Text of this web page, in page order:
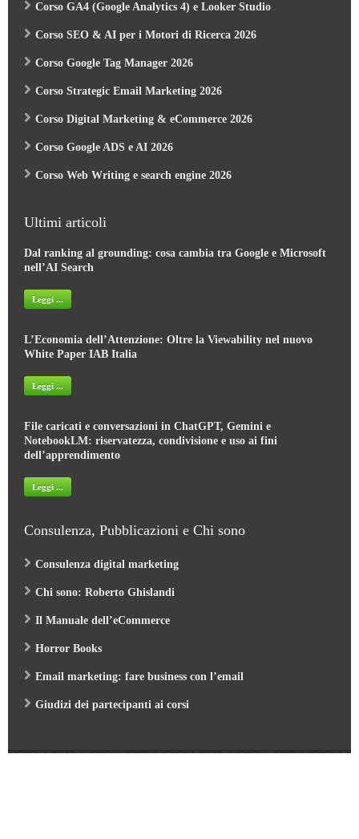
Corso GA4 (Google Analytics 4) e Looker Studio
Corso SEO & AI per i Motori di Ricerca 2026
Corso Google Tag Manager 2026
Corso Strategic Email Marketing 2026
Corso Digital Marketing & eCommerce 2026
Corso Google ADS e AI 2026
Corso Web Writing e search engine 2026
Ultimi articoli
Dal ranking al grounding: cosa cambia tra Google e Microsoft
nell’AI Search
Leggi ...
L’Economia dell’Attenzione: Oltre la Viewability nel nuovo
White Paper IAB Italia
Leggi ...
File caricati e conversazioni in ChatGPT, Gemini e
NotebookLM: riservatezza, condivisione e uso ai fini
dell’apprendimento
Leggi ...
Consulenza, Pubblicazioni e Chi sono
Consulenza digital marketing
Chi sono: Roberto Ghislandi
Il Manuale dell’eCommerce
Horror Books
Email marketing: fare business con l’email
Giudizi dei partecipanti ai corsi